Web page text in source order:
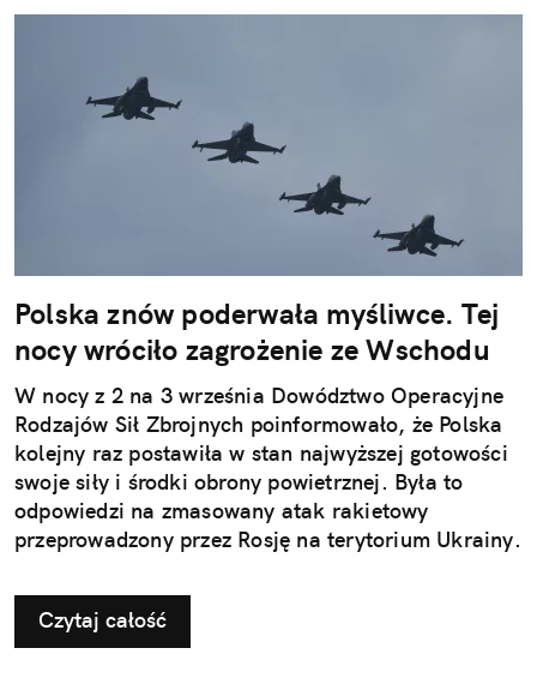
Polska znów poderwała myśliwce. Tej
nocy wróciło zagrożenie ze Wschodu
W nocy z 2 na 3 września Dowództwo Operacyjne
Rodzajów Sił Zbrojnych poinformowało, że Polska
kolejny raz postawiła w stan najwyższej gotowości
swoje siły i środki obrony powietrznej. Była to
odpowiedzi na zmasowany atak rakietowy
przeprowadzony przez Rosję na terytorium Ukrainy.
Czytaj całość